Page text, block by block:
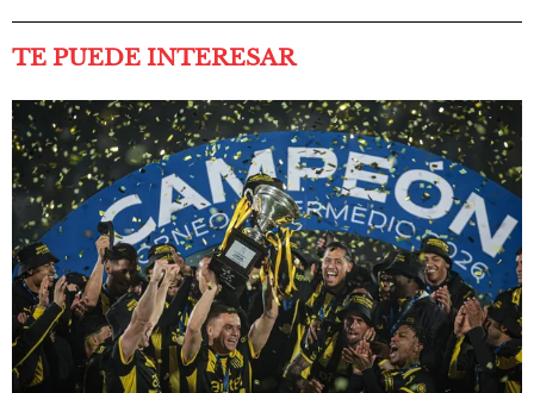
TE PUEDE INTERESAR